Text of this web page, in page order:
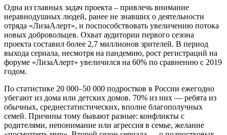
Одна из главных задач проекта – привлечь внимание
неравнодушных людей, ранее не знавших о деятельности
отряда «ЛизаАлерт», и поспособствовать увеличению потока
новых добровольцев. Охват аудитории первого сезона
проекта составил более 2,7 миллионов зрителей. В период
выхода сериала, несмотря на пандемию, рост регистраций на
форуме «ЛизаАлерт» увеличился на 60% по сравнению с 2019
годом.
По статистике 20 000–50 000 подростков в России ежегодно
убегают из дома или детских домов. 70% из них — ребята из
обычных, среднестатистических, вполне благополучных
семей. Причины тому бывают разные: конфликты с
родителями, непонимание или агрессия в семье, желание